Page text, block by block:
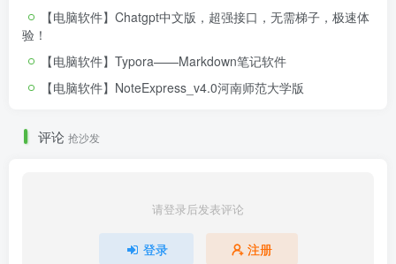
【电脑软件】Chatgpt中文版，超强接口，无需梯子，极速体
验！
【电脑软件】Typora——Markdown笔记软件
【电脑软件】NoteExpress_v4.0河南师范大学版
评论 抢沙发
请登录后发表评论
登录 注册